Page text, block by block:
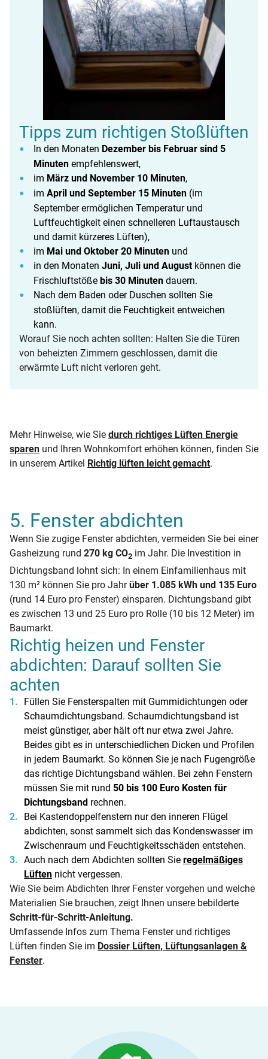
Tipps zum richtigen Stoßlüften
In den Monaten Dezember bis Februar sind 5
Minuten empfehlenswert,
im März und November 10 Minuten,
im April und September 15 Minuten (im
September ermöglichen Temperatur und
Luftfeuchtigkeit einen schnelleren Luftaustausch
und damit kürzeres Lüften),
im Mai und Oktober 20 Minuten und
in den Monaten Juni, Juli und Augustkönnen die
Frischluftstöße bis 30 Minuten dauern.
Nach dem Baden oder Duschen sollten Sie
stoßlüften, damit die Feuchtigkeit entweichen
kann.
Worauf Sie noch achten sollten: Halten Sie die Türen
von beheizten Zimmern geschlossen, damit die
erwärmte Luft nicht verloren geht.
Mehr Hinweise, wie Sie durch richtiges Lüften Energie
sparen und Ihren Wohnkomfort erhöhen können, finden Sie
in unserem Artikel Richtig lüften leicht gemacht.
5. Fenster abdichten
Wenn Sie zugige Fenster abdichten, vermeiden Sie bei einer
Gasheizung rund 270 kg CO2 im Jahr. Die Investition in
Dichtungsband lohnt sich: In einem Einfamilienhaus mit
130 m² können Sie pro Jahrüber 1.085 kWh und 135 Euro
(rund 14 Euro pro Fenster) einsparen. Dichtungsband gibt
es zwischen 13 und 25 Euro pro Rolle (10 bis 12 Meter) im
Baumarkt.
Richtig heizen und Fenster
abdichten: Darauf sollten Sie
achten
Füllen Sie Fensterspalten mit Gummidichtungen oder
Schaumdichtungsband. Schaumdichtungsband ist
meist günstiger, aber hält oft nur etwa zwei Jahre.
Beides gibt es in unterschiedlichen Dicken und Profilen
in jedem Baumarkt. So können Sie je nach Fugengröße
das richtige Dichtungsband wählen. Bei zehn Fenstern
müssen Sie mit rund 50 bis 100 Euro Kosten für
Dichtungsband rechnen.
Bei Kastendoppelfenstern nur den inneren Flügel
abdichten, sonst sammelt sich das Kondenswasser im
Zwischenraum und Feuchtigkeitsschäden entstehen.
Auch nach dem Abdichten sollten Sie regelmäßiges
Lüften nicht vergessen.
Wie Sie beim Abdichten Ihrer Fenster vorgehen und welche
Materialien Sie brauchen, zeigt Ihnen unsere bebilderte
Schritt-für-Schritt-Anleitung.
Umfassende Infos zum Thema Fenster und richtiges
Lüften finden Sie im Dossier Lüften, Lüftungsanlagen &
Fenster.